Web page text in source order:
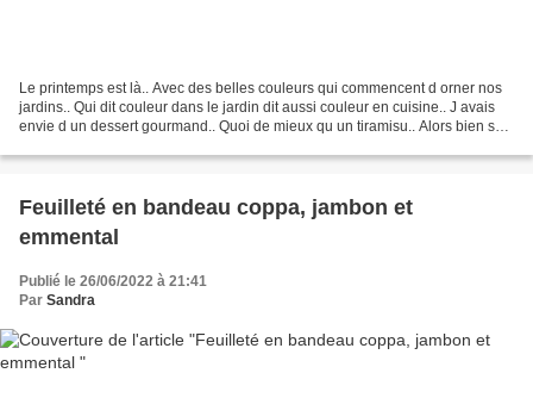
Le printemps est là.. Avec des belles couleurs qui commencent d orner nos
jardins.. Qui dit couleur dans le jardin dit aussi couleur en cuisine.. J avais
envie d un dessert gourmand.. Quoi de mieux qu un tiramisu.. Alors bien sûr
Feuilleté en bandeau coppa, jambon et
emmental
Publié le 26/06/2022 à 21:41
Par Sandra